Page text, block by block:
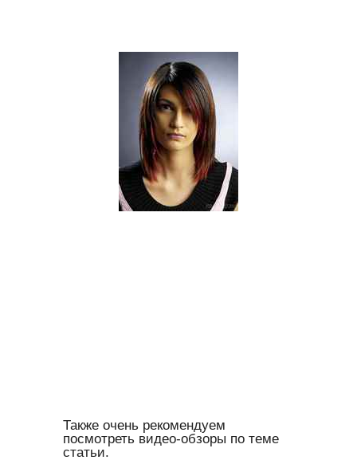
Также очень рекомендуем
посмотреть видео-обзоры по теме
статьи.